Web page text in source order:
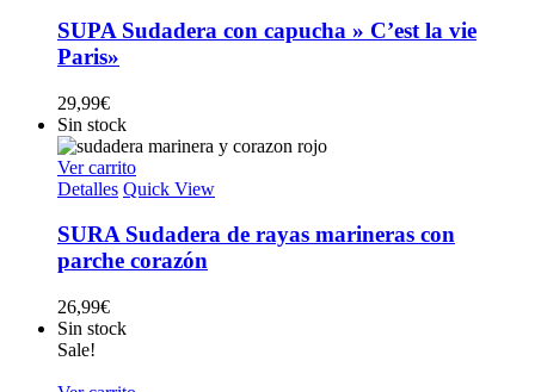
SUPA Sudadera con capucha » C’est la vie
Paris»
29,99€
Sin stock
Ver carrito
Detalles Quick View
SURA Sudadera de rayas marineras con
parche corazón
26,99€
Sin stock
Sale!